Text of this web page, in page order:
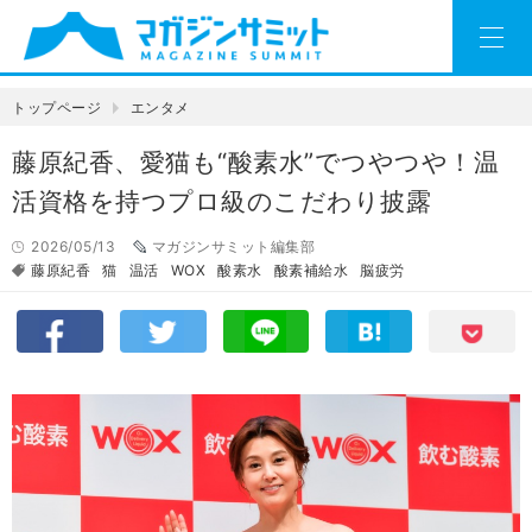
トップページ エンタメ
藤原紀香、愛猫も“酸素水”でつやつや！温
活資格を持つプロ級のこだわり披露
2026/05/13
マガジンサミット編集部
藤原紀香
猫 温活 WOX 酸素水 酸素補給水 脳疲労